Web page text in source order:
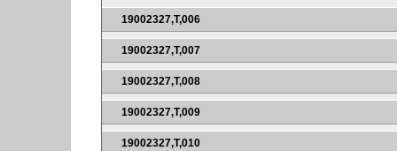
19002327,T,006
19002327,T,007
19002327,T,008
19002327,T,009
19002327,T,010